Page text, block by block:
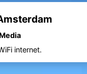
Media
internet.